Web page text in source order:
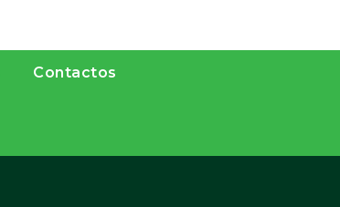
Contactos